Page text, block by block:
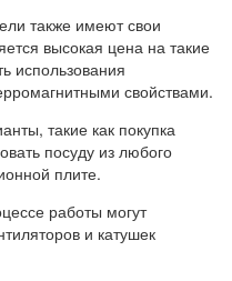
также имеют свои
высокая цена на такие
использования
свойствами.
такие как покупка
посуду из любого
плите.
работы могут
и катушек